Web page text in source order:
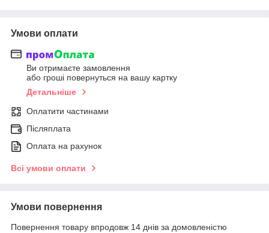
Умови оплати
Ви отримаєте замовлення
або гроші повернуться на вашу картку
Детальніше
Оплатити частинами
Післяплата
Оплата на рахунок
Всі умови оплати
Умови повернення
Повернення товару впродовж 14 днів за домовленістю